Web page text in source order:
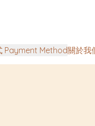
Payment Method關於我